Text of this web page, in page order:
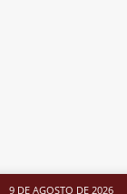
9 DE AGOSTO DE 2026